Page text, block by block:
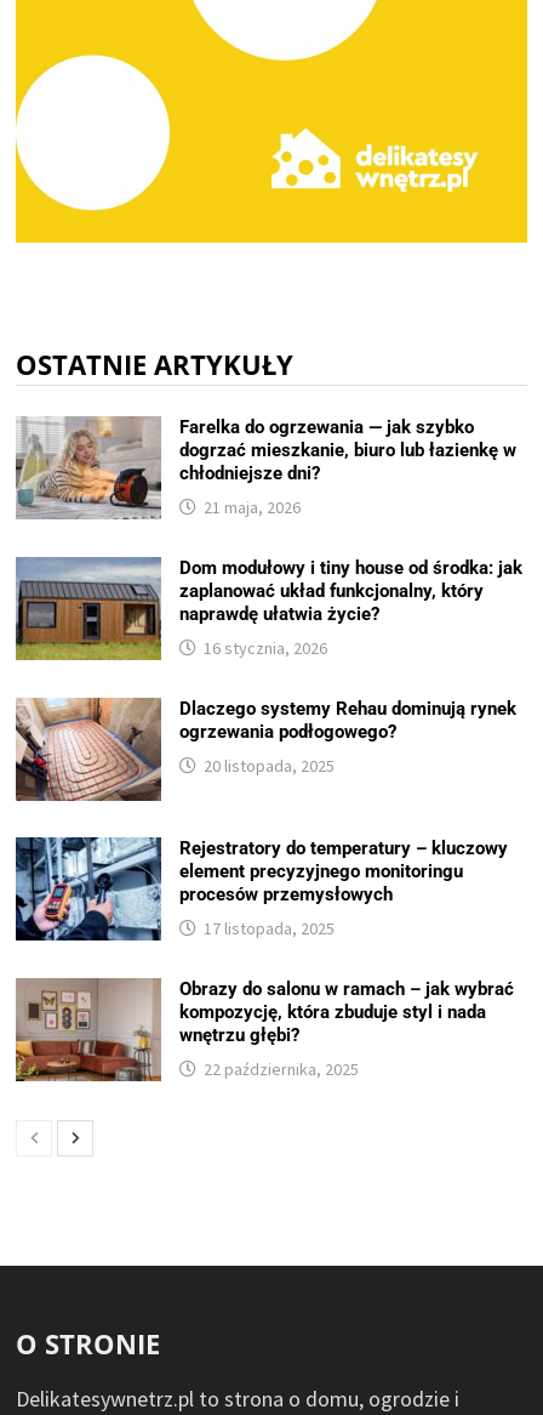
OSTATNIE ARTYKUŁY
Farelka do ogrzewania — jak szybko
dogrzać mieszkanie, biuro lub łazienkę w
chłodniejsze dni?
21 maja, 2026
Dom modułowy i tiny house od środka: jak
zaplanować układ funkcjonalny, który
naprawdę ułatwia życie?
16 stycznia, 2026
Dlaczego systemy Rehau dominują rynek
ogrzewania podłogowego?
20 listopada, 2025
Rejestratory do temperatury – kluczowy
element precyzyjnego monitoringu
procesów przemysłowych
17 listopada, 2025
Obrazy do salonu w ramach – jak wybrać
kompozycję, która zbuduje styl i nada
wnętrzu głębi?
22 października, 2025
O STRONIE
Delikatesywnetrz.pl to strona o domu, ogrodzie i